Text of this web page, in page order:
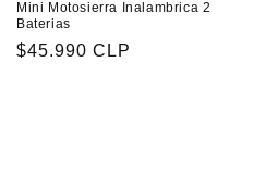
Mini Motosierra Inalambrica 2
Baterias
Precio
$45.990 CLP